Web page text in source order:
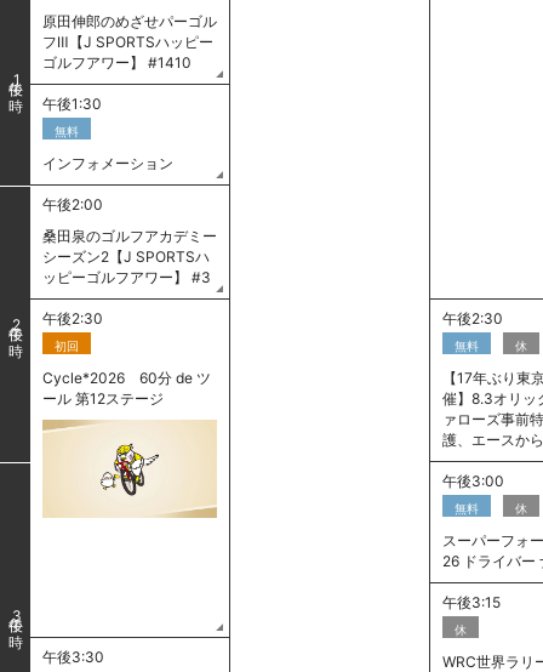
1
原田伸郎のめざせパーゴル
フⅢ【J SPORTSハッピー
ゴルフアワー】 #1410
午後1:30
無料
インフォメーション
2
午後2:00
桑田泉のゴルフアカデミー
シーズン2【J SPORTSハ
ッピーゴルフアワー】 #3
午後2:30
初回
Cycle*2026 60分 de ツ
ール 第12ステージ
午後2:30
無料 休
【17年ぶり東
催】8.3オリッ
ァローズ事前
護、エースか
3
午後3:00
無料 休
スーパーフォ
26 ドライバー
午後3:15
休
WRC世界ラリ
午後3:30